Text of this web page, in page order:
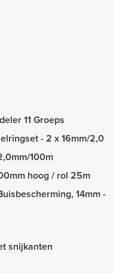
11 Groeps
- 2 x 16mm/2,0
100m
hoog / rol 25m
14mm -
snijkanten